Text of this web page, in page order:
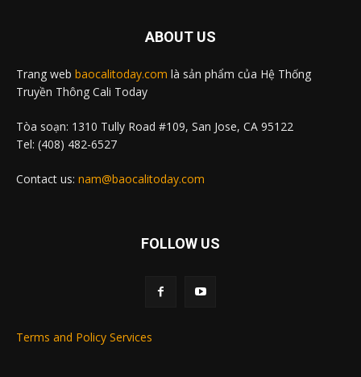
ABOUT US
Trang web baocalitoday.com là sản phẩm của Hệ Thống
Truyền Thông Cali Today
Tòa soạn: 1310 Tully Road #109, San Jose, CA 95122
Tel: (408) 482-6527
Contact us: nam@baocalitoday.com
FOLLOW US
Terms and Policy Services